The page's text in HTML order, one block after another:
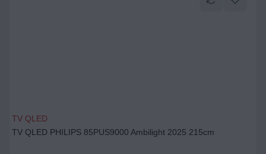
TV QLED
TV QLED PHILIPS 85PUS9000 Ambilight 2025 215cm